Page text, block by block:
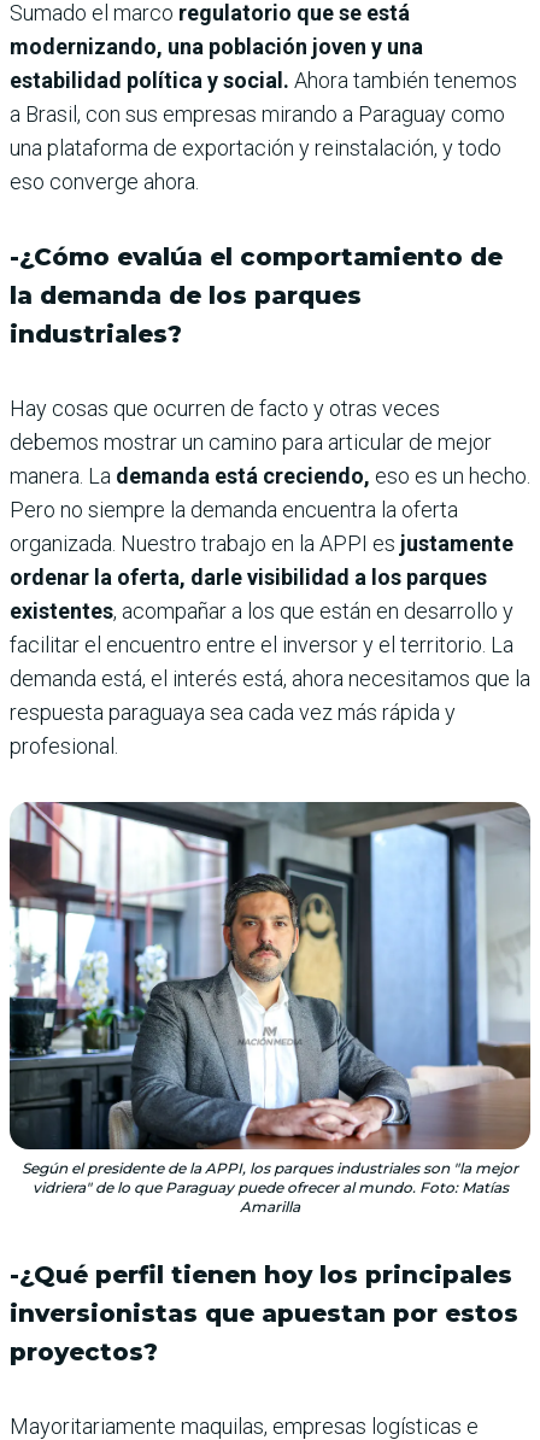
Sumado el marco regulatorio que se está
modernizando, una población joven y una
estabilidad política y social. Ahora también tenemos
a Brasil, con sus empresas mirando a Paraguay como
una plataforma de exportación y reinstalación, y todo
eso converge ahora.
-¿Cómo evalúa el comportamiento de
la demanda de los parques
industriales?
Hay cosas que ocurren de facto y otras veces
debemos mostrar un camino para articular de mejor
manera. La demanda está creciendo, eso es un hecho.
Pero no siempre la demanda encuentra la oferta
organizada. Nuestro trabajo en la APPI es justamente
ordenar la oferta, darle visibilidad a los parques
existentes, acompañar a los que están en desarrollo y
facilitar el encuentro entre el inversor y el territorio. La
demanda está, el interés está, ahora necesitamos que la
respuesta paraguaya sea cada vez más rápida y
profesional.
Según el presidente de la APPI, los parques industriales son "la mejor
vidriera" de lo que Paraguay puede ofrecer al mundo. Foto: Matías
Amarilla
-¿Qué perfil tienen hoy los principales
inversionistas que apuestan por estos
proyectos?
Mayoritariamente maquilas, empresas logísticas e